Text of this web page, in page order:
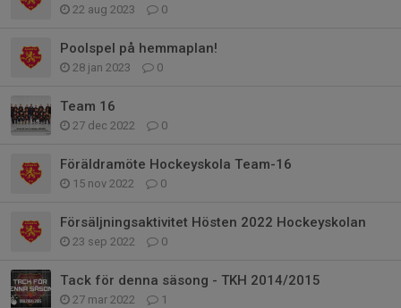
22 aug 2023 0
Poolspel på hemmaplan!
28 jan 2023 0
Team 16
27 dec 2022 0
Föräldramöte Hockeyskola Team-16
15 nov 2022 0
Försäljningsaktivitet Hösten 2022 Hockeyskolan
23 sep 2022 0
Tack för denna säsong - TKH 2014/2015
27 mar 2022 1